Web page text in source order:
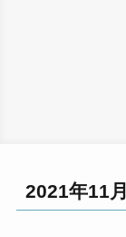
2021年11月